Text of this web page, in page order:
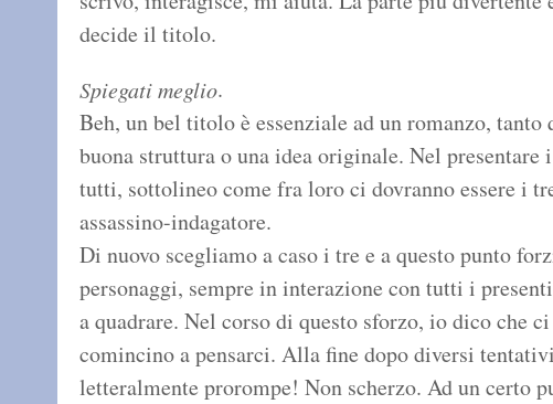
decide il titolo.
Spiegati meglio.
Beh, un bel titolo è essenziale ad un romanzo,
buona struttura o una idea originale. Nel
tutti, sottolineo come fra loro ci dovranno essere i
assassino-indagatore.
Di nuovo scegliamo a caso i tre e a questo punto
personaggi, sempre in interazione con tutti i
a quadrare. Nel corso di questo sforzo, io dico che
comincino a pensarci. Alla fine dopo diversi
letteralmente prorompe! Non scherzo. Ad un certo